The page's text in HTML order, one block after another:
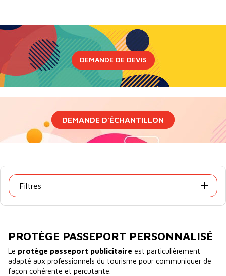
DEMANDE DE DEVIS
DEMANDE D'ÉCHANTILLON
Filtres
PROTÈGE PASSEPORT PERSONNALISÉ
Le protège passeport publicitaire est particulièrement
adapté aux professionnels du tourisme pour communiquer de
façon cohérente et percutante.